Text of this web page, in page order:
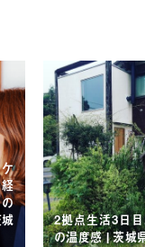
2拠点生活3日
の温度感 | 茨城